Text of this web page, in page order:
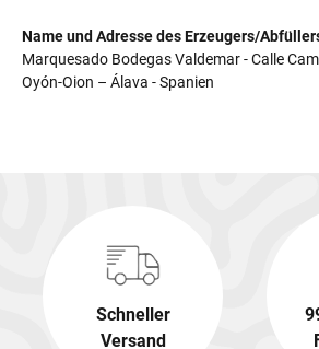
Name und Adresse des Erzeugers/
Marquesado Bodegas Valdemar - Calle
Oyón-Oion – Álava - Spanien
Schneller
Versand